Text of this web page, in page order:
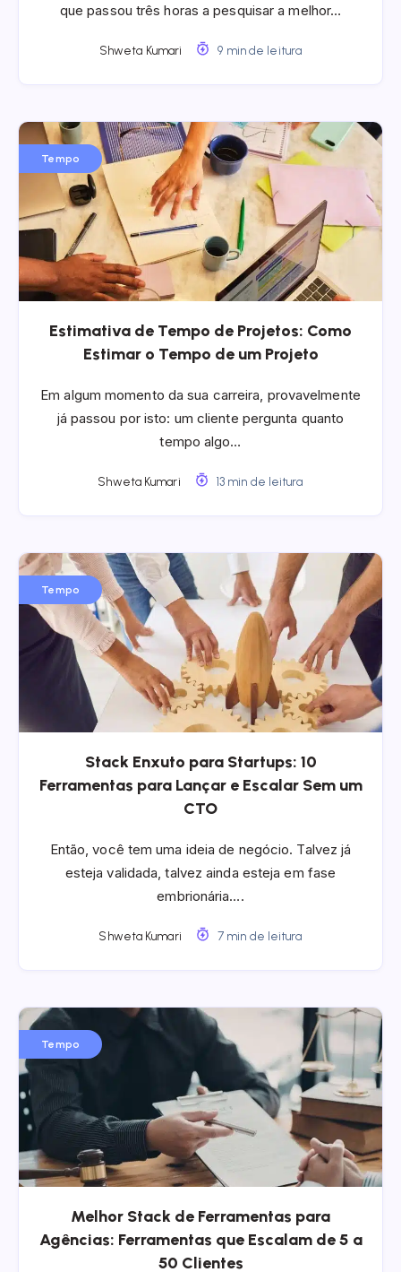
que passou três horas a pesquisar a melhor…
Shweta Kumari 9 min de leitura
Tempo
Estimativa de Tempo de Projetos: Como
Estimar o Tempo de um Projeto
Em algum momento da sua carreira, provavelmente
já passou por isto: um cliente pergunta quanto
tempo algo…
Shweta Kumari 13 min de leitura
Tempo
Stack Enxuto para Startups: 10
Ferramentas para Lançar e Escalar Sem um
CTO
Então, você tem uma ideia de negócio. Talvez já
esteja validada, talvez ainda esteja em fase
embrionária….
Shweta Kumari 7 min de leitura
Tempo
Melhor Stack de Ferramentas para
Agências: Ferramentas que Escalam de 5 a
50 Clientes